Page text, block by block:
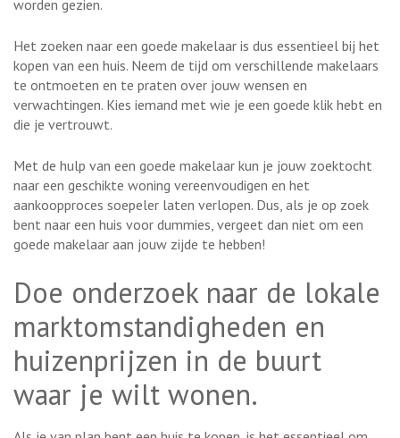
worden gezien.
Het zoeken naar een goede makelaar is dus essentieel bij het
kopen van een huis. Neem de tijd om verschillende makelaars
te ontmoeten en te praten over jouw wensen en
verwachtingen. Kies iemand met wie je een goede klik hebt en
die je vertrouwt.
Met de hulp van een goede makelaar kun je jouw zoektocht
naar een geschikte woning vereenvoudigen en het
aankoopproces soepeler laten verlopen. Dus, als je op zoek
bent naar een huis voor dummies, vergeet dan niet om een
goede makelaar aan jouw zijde te hebben!
Doe onderzoek naar de lokale
marktomstandigheden en
huizenprijzen in de buurt
waar je wilt wonen.